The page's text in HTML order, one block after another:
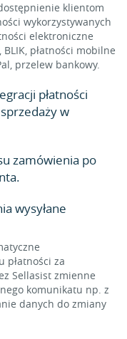
klientom
wykorzystywanych
elektroniczne
płatności mobilne
przelew bankowy.
płatności
w
zamówienia po
wysyłane
płatności za
Sellasist zmienne
komunikatu np. z
danych do zmiany